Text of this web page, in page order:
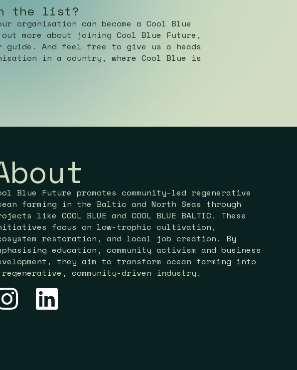
the list?
organisation can become a Cool Blue
more about joining Cool Blue Future,
guide. And feel free to give us a heads
in a country, where Cool Blue is
Blue Future promotes community-led regenerative
farming in the Baltic and North Seas through
like COOL BLUE and COOL BLUE BALTIC. These
focus on low-trophic cultivation,
restoration, and local job creation. By
education, community activism and business
they aim to transform ocean farming into
community-driven industry.